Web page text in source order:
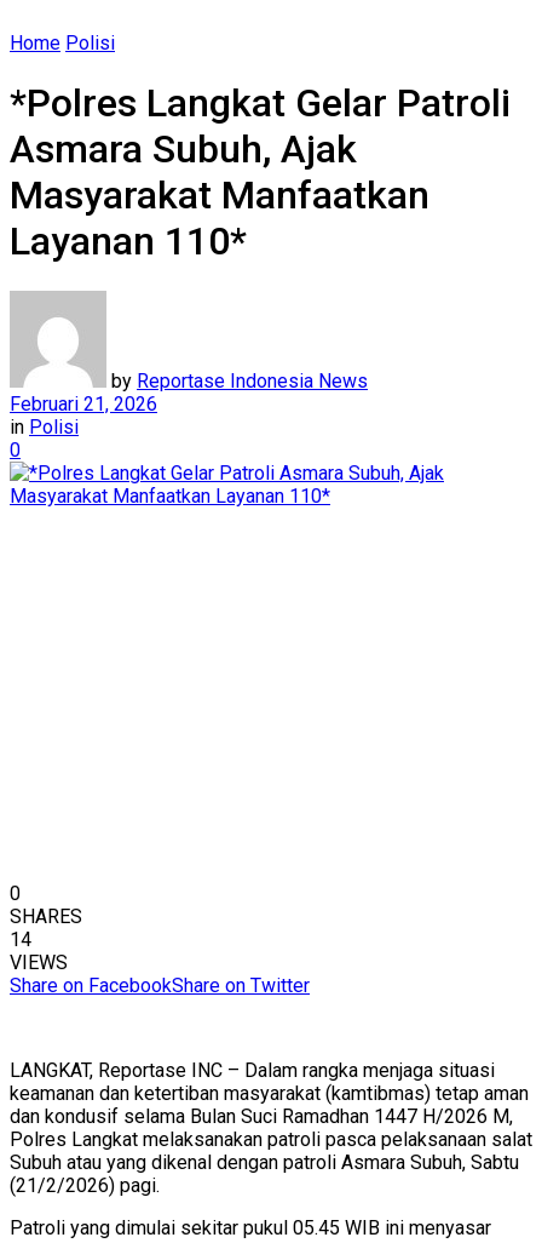
Home Polisi
*Polres Langkat Gelar Patroli
Asmara Subuh, Ajak
Masyarakat Manfaatkan
Layanan 110*
by Reportase Indonesia News
Februari 21, 2026
in Polisi
0
0
SHARES
14
VIEWS
Share on FacebookShare on Twitter
LANGKAT, Reportase INC – Dalam rangka menjaga situasi
keamanan dan ketertiban masyarakat (kamtibmas) tetap aman
dan kondusif selama Bulan Suci Ramadhan 1447 H/2026 M,
Polres Langkat melaksanakan patroli pasca pelaksanaan salat
Subuh atau yang dikenal dengan patroli Asmara Subuh, Sabtu
(21/2/2026) pagi.
Patroli yang dimulai sekitar pukul 05.45 WIB ini menyasar